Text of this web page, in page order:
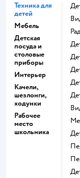
Техника для
детей
Мебель
Детская
посуда и
столовые
приборы
Интерьер
Качели,
шезлонги,
ходунки
Рабочее
место
школьника